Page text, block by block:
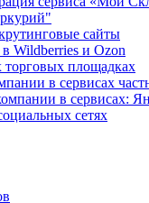
сайты
Wildberries и Ozon
площадках
в сервисах
в сервисах:
сетях